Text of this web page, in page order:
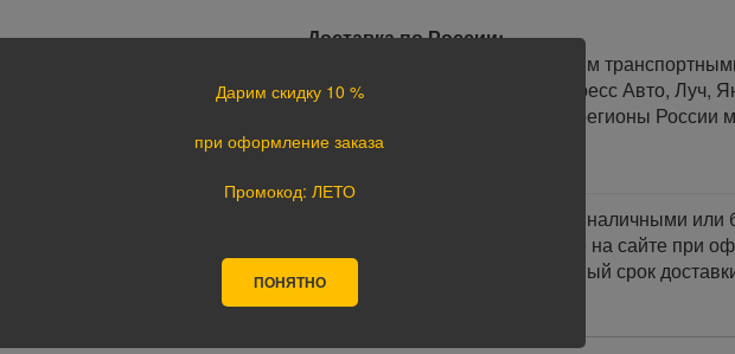
Доставка по России:
В любой уголок России доставим
Почта России, ПЭК, GTD, Экспресс Авто, Луч,
Стоимость доставки в разные регионы России
Оплата заказа осуществляется наличными или
курьеру при получении, а также на сайте при
оплате картой на сайте указанный срок
поступления оплаты.
Дарим скидку 10 %
при оформление заказа
Промокод: ЛЕТО
ПОНЯТНО